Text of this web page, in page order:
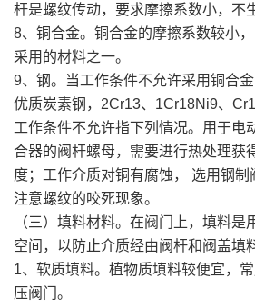
杆是螺纹传动，要求摩擦系数小，不
8、铜合金。铜合金的摩擦系数较小
采用的材料之一。
9、钢。当工作条件不允许采用铜合
优质炭素钢，2Cr13、1Cr18Ni9、
工作条件不允许指下列情况。用于电
合器的阀杆螺母，需要进行热处理获
度；工作介质对铜有腐蚀， 选用钢制
注意螺纹的咬死现象。
（三）填料材料。在阀门上，填料是
空间，以防止介质经由阀杆和阀盖填
1、软质填料。植物质填料较便宜，
压阀门。